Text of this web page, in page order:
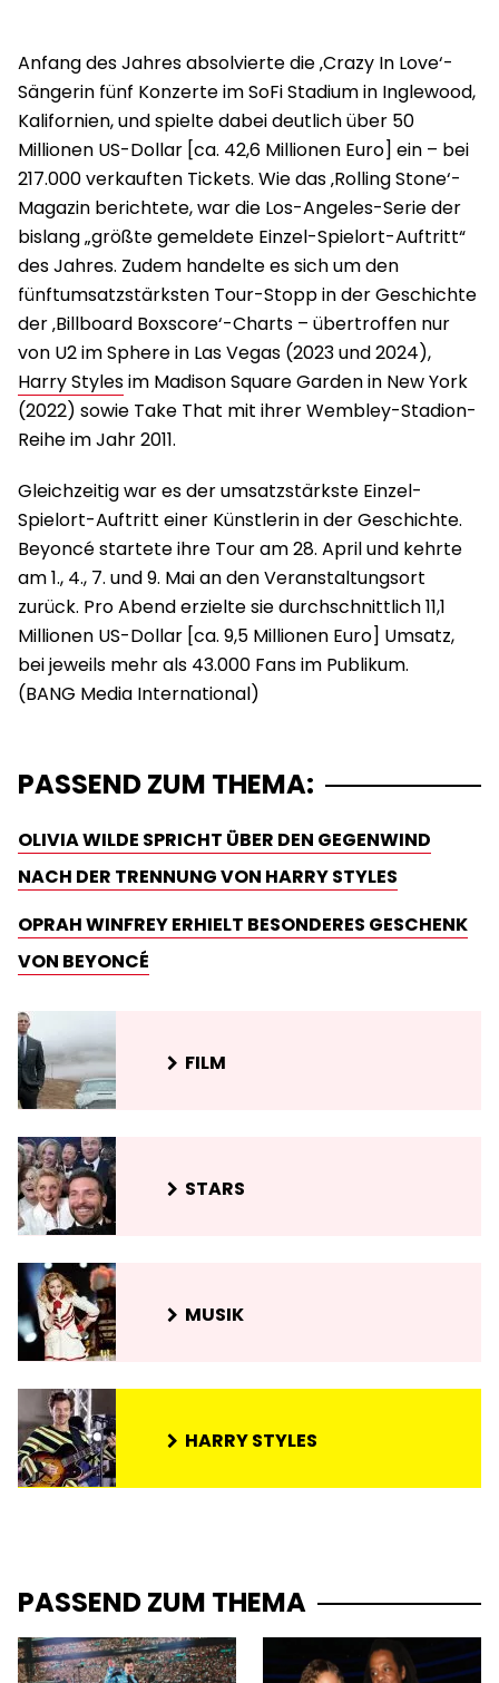
Anfang des Jahres absolvierte die ‚Crazy In Love‘-
Sängerin fünf Konzerte im SoFi Stadium in Inglewood,
Kalifornien, und spielte dabei deutlich über 50
Millionen US-Dollar [ca. 42,6 Millionen Euro] ein – bei
217.000 verkauften Tickets. Wie das ‚Rolling Stone‘-
Magazin berichtete, war die Los-Angeles-Serie der
bislang „größte gemeldete Einzel-Spielort-Auftritt“
des Jahres. Zudem handelte es sich um den
fünftumsatzstärksten Tour-Stopp in der Geschichte
der ‚Billboard Boxscore‘-Charts – übertroffen nur
von U2 im Sphere in Las Vegas (2023 und 2024),
Harry Stylesim Madison Square Garden in New York
(2022) sowie Take That mit ihrer Wembley-Stadion-
Reihe im Jahr 2011.
Gleichzeitig war es der umsatzstärkste Einzel-
Spielort-Auftritt einer Künstlerin in der Geschichte.
Beyoncé startete ihre Tour am 28. April und kehrte
am 1., 4., 7. und 9. Mai an den Veranstaltungsort
zurück. Pro Abend erzielte sie durchschnittlich 11,1
Millionen US-Dollar [ca. 9,5 Millionen Euro] Umsatz,
bei jeweils mehr als 43.000 Fans im Publikum.
PASSEND ZUM THEMA:
OLIVIA WILDE SPRICHT ÜBER DEN GEGENWIND
NACH DER TRENNUNG VON HARRY STYLES
OPRAH WINFREY ERHIELT BESONDERES GESCHENK
VON BEYONCÉ
FILM
STARS
MUSIK
HARRY STYLES
PASSEND ZUM THEMA